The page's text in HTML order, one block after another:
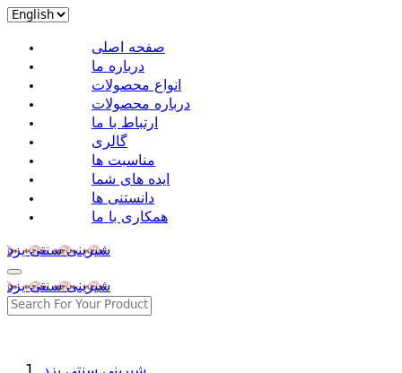
صفحه اصلی
درباره ما
انواع محصولات
درباره محصولات
ارتباط با ما
گالری
مناسبت ها
ایده های شما
دانستنی ها
همکاری با ما
شیرینی سنتی یزد
شیرینی سنتی یزد